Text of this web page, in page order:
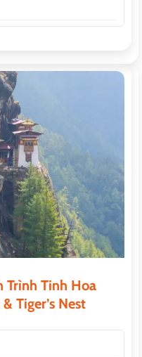
Trình Tinh Hoa
Tiger’s Nest